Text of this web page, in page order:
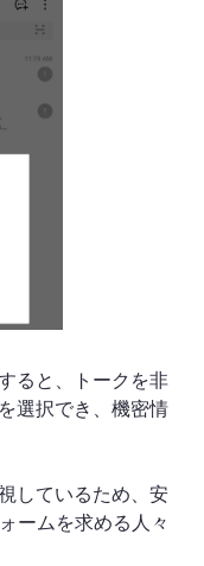
ると、トークを非
選択でき、機密情
しているため、安
ームを求める人々